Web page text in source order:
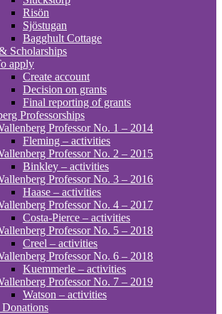
Risön
Sjöstugan
Bagghult Cottage
Scholarships
apply
Create account
Decision on grants
Final reporting of grants
Professorships
Professor No. 1 – 2014
Fleming – activities
Professor No. 2 – 2015
Binkley – activities
Professor No. 3 – 2016
Haase – activities
Professor No. 4 – 2017
Costa-Pierce – activities
Professor No. 5 – 2018
Creel – activities
Professor No. 6 – 2018
Kuemmerle – activities
Professor No. 7 – 2019
Watson – activities